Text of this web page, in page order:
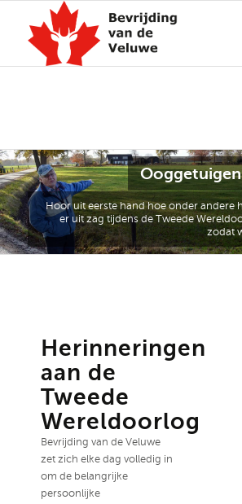
Hoor uit eerste hand hoe onder andere
er uit zag tijdens de Tweede
zodat
Herinneringen
aan de
Tweede
Wereldoorlog
Bevrijding van de Veluwe
zet zich elke dag volledig in
om de belangrijke
persoonlijke